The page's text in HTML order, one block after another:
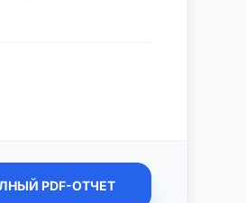
PDF-ОТЧЕТ